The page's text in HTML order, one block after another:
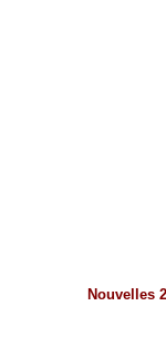
Nouvelles